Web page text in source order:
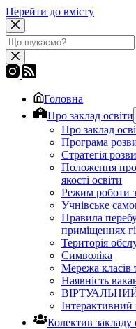
Перейти до вмісту
Головна
Про заклад освіти
Про заклад
Програма
Стратегія
Положення про
якості освіти
Режим роботи
Учнівське
Правила
приміщеннях
Територія
Символіка
Мережа класів
Наявність
Інтерактивний
Колектив закладу